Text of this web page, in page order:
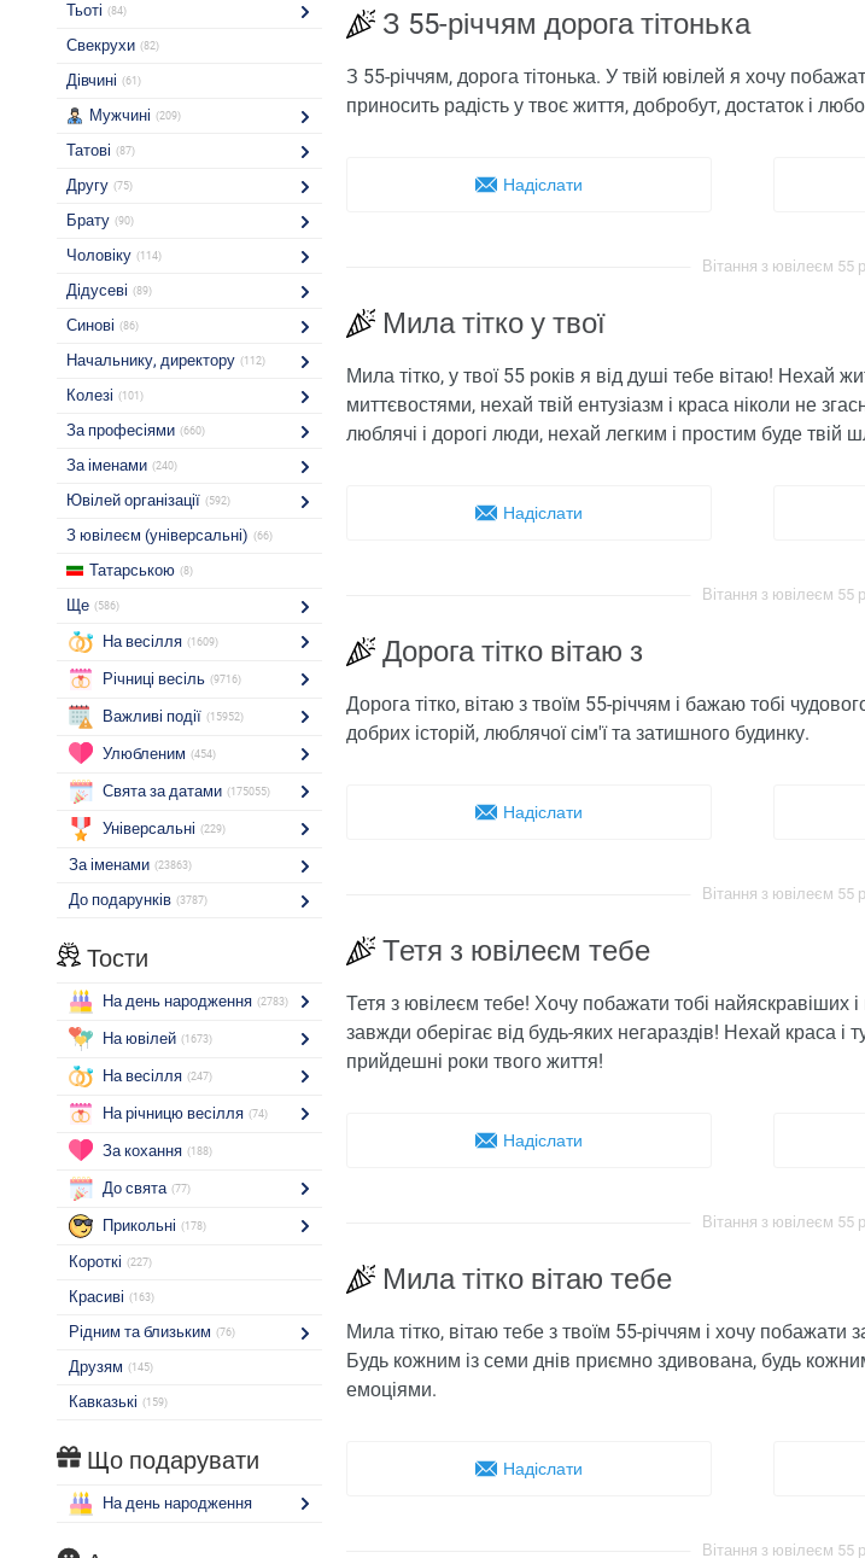
Тьоті (84)
Свекрухи (82)
Дівчині (61)
Мужчині (209)
Татові (87)
Другу (75)
Брату (90)
Чоловіку (114)
Дідусеві (89)
Синові (86)
Начальнику, директору (112)
Колезі (101)
За професіями (660)
За іменами (240)
Ювілей організації (592)
З ювілеєм (універсальні) (66)
Татарською (8)
Ще (586)
На весілля (1609)
Річниці весіль (9716)
Важливі події (15952)
Улюбленим (454)
Свята за датами (175055)
Універсальні (229)
За іменами (23863)
До подарунків (3787)
Тости
На день народження (2783)
На ювілей (1673)
На весілля (247)
На річницю весілля (74)
За кохання (188)
До свята (77)
Прикольні (178)
Короткі (227)
Красиві (163)
Рідним та близьким (76)
Друзям (145)
Кавказькі (159)
Що подарувати
На день народження
З 55-річчям дорога тітонька
З 55-річчям, дорога тітонька. У твій ювілей я хочу
приносить радість у твоє життя, добробут, достаток і
Надіслати
Вітання з ювілеєм 55
Мила тітко у твої
Мила тітко, у твої 55 років я від душі тебе вітаю!
миттєвостями, нехай твій ентузіазм і краса ніколи не
люблячі і дорогі люди, нехай легким і простим буде твій
Надіслати
Вітання з ювілеєм 55
Дорога тітко вітаю з
Дорога тітко, вітаю з твоїм 55-річчям і бажаю тобі
добрих історій, люблячої сім'ї та затишного будинку.
Надіслати
Вітання з ювілеєм 55
Тетя з ювілеєм тебе
Тетя з ювілеєм тебе! Хочу побажати тобі найяскравіших
завжди оберігає від будь-яких негараздів! Нехай краса і
прийдешні роки твого життя!
Надіслати
Вітання з ювілеєм 55
Мила тітко вітаю тебе
Мила тітко, вітаю тебе з твоїм 55-річчям і хочу
Будь кожним із семи днів приємно здивована, будь
емоціями.
Надіслати
Вітання з ювілеєм 55